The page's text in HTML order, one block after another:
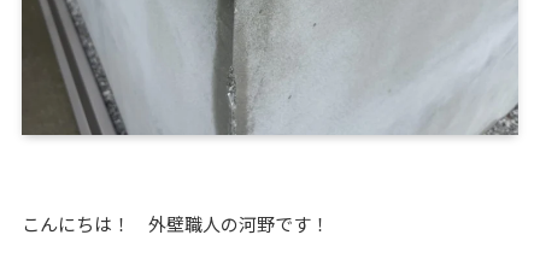
こんにちは！ 外壁職人の河野です！